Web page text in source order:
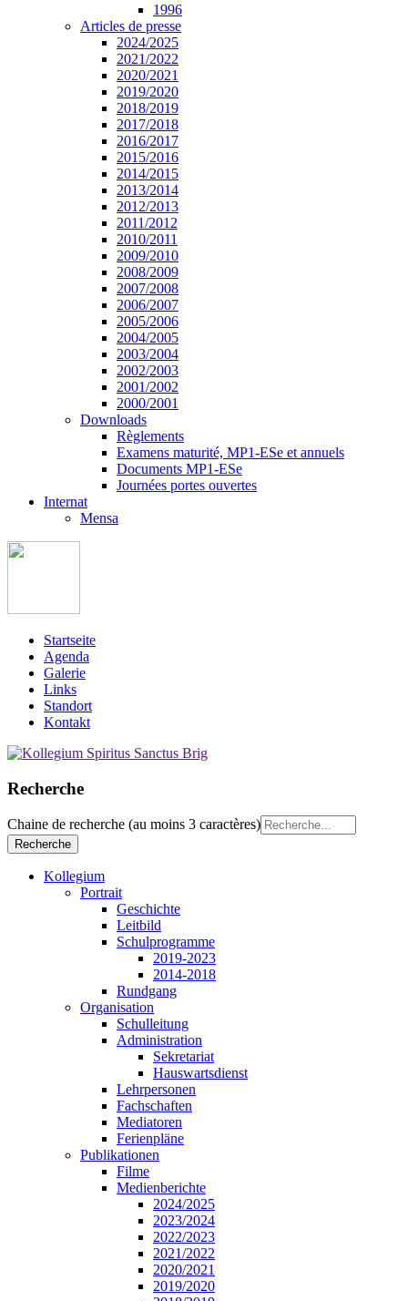
1996
Articles de presse
2024/2025
2021/2022
2020/2021
2019/2020
2018/2019
2017/2018
2016/2017
2015/2016
2014/2015
2013/2014
2012/2013
2011/2012
2010/2011
2009/2010
2008/2009
2007/2008
2006/2007
2005/2006
2004/2005
2003/2004
2002/2003
2001/2002
2000/2001
Downloads
Règlements
Examens maturité, MP1-ESe et annuels
Documents MP1-ESe
Journées portes ouvertes
Internat
Mensa
Startseite
Agenda
Galerie
Links
Standort
Kontakt
Recherche
Chaine de recherche (au moins 3 caractères)
Kollegium
Portrait
Geschichte
Leitbild
Schulprogramme
2019-2023
2014-2018
Rundgang
Organisation
Schulleitung
Administration
Sekretariat
Hauswartsdienst
Lehrpersonen
Fachschaften
Mediatoren
Ferienpläne
Publikationen
Filme
Medienberichte
2024/2025
2023/2024
2022/2023
2021/2022
2020/2021
2019/2020